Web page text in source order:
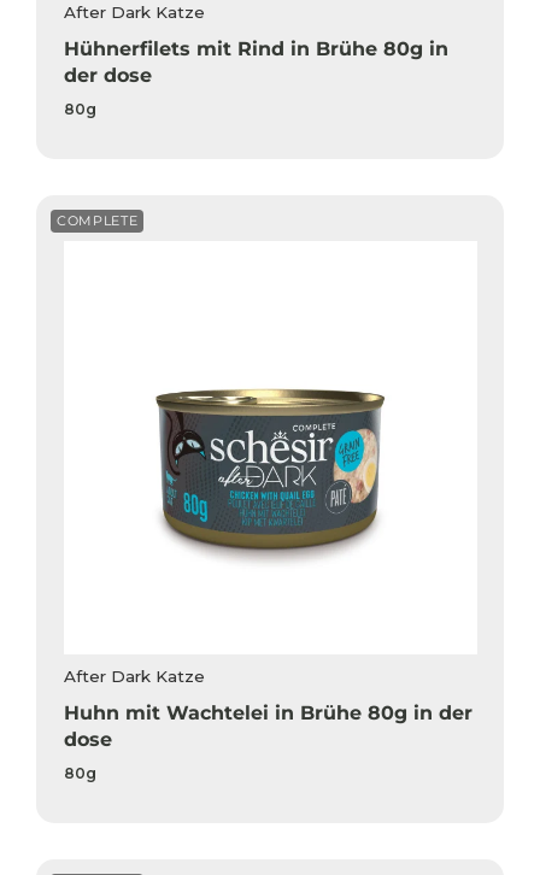
After Dark Katze
Hühnerfilets mit Rind in Brühe 80g in
der dose
80g
COMPLETE
After Dark Katze
Huhn mit Wachtelei in Brühe 80g in der
dose
80g